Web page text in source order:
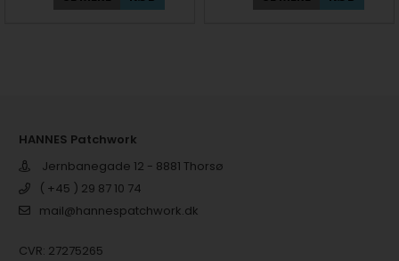
HANNES Patchwork
Jernbanegade 12 - 8881 Thorsø
( +45 ) 29 87 10 74
mail@hannespatchwork.dk
CVR: 27275265